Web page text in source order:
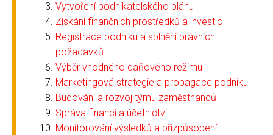
Vytvoření podnikatelského plánu
Získání finančních prostředků a investic
Registrace podniku a splnění právních
požadavků
Výběr vhodného daňového režimu
Marketingová strategie a propagace podniku
Budování a rozvoj týmu zaměstnanců
Správa financí a účetnictví
Monitorování výsledků a přizpůsobení